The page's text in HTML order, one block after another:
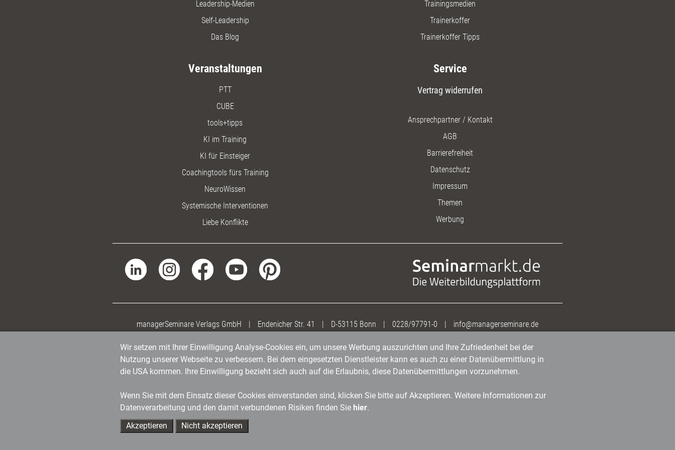
Leadership-Medien
Self-Leadership
Das Blog
Trainingsmedien
Trainerkoffer
Trainerkoffer Tipps
Veranstaltungen
PTT
CUBE
tools+tipps
KI im Training
KI für Einsteiger
Coachingtools fürs Training
NeuroWissen
Systemische Interventionen
Liebe Konflikte
Service
Vertrag widerrufen
Ansprechpartner / Kontakt
AGB
Barrierefreiheit
Datenschutz
Impressum
Themen
Werbung
managerSeminare Verlags GmbH | Endenicher Str. 41 | D-53115 Bonn | 0228/97791-0 | info@managerseminare.de
Wir setzen mit Ihrer Einwilligung Analyse-Cookies ein, um unsere Werbung auszurichten und Ihre Zufriedenheit bei der
Nutzung unserer Webseite zu verbessern. Bei dem eingesetzten Dienstleister kann es auch zu einer Datenübermittlung in
die USA kommen. Ihre Einwilligung bezieht sich auch auf die Erlaubnis, diese Datenübermittlungen vorzunehmen.
Wenn Sie mit dem Einsatz dieser Cookies einverstanden sind, klicken Sie bitte auf Akzeptieren. Weitere Informationen zur
Datenverarbeitung und den damit verbundenen Risiken finden Sie hier.
Akzeptieren
Nicht akzeptieren